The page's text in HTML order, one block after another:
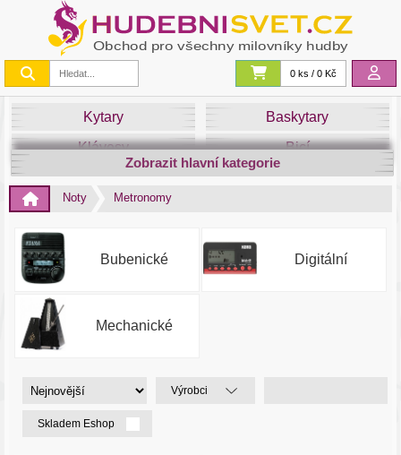
0 ks / 0 Kč
Kytary
Baskytary
Klávesy
Bicí
Smyčce
Dechy
Zvuk&Studio
Zobrazit hlavní kategorie
Noty Metronomy
Bubenické Digitální
Mechanické
Výrobci
Skladem Eshop